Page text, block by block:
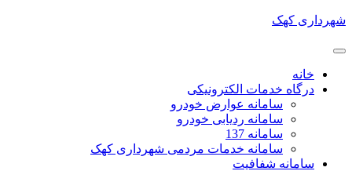
شهرداری کهک
خانه
درگاه خدمات الکترونیکی
سامانه عوارض خودرو
سامانه ردیابی خودرو
سامانه 137
سامانه خدمات مردمی شهرداری کهک
سامانه شفافیت